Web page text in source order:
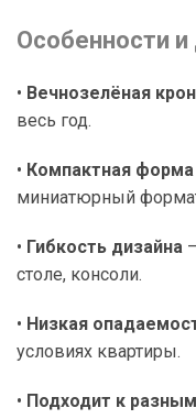
Особенности и
• Вечнозелёная
весь год.
• Компактная форма
миниатюрный
• Гибкость дизайна
столе, консоли.
• Низкая
условиях квартиры.
• Подходит к